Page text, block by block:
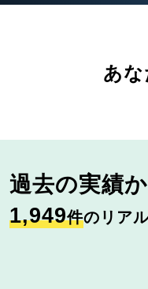
あな
過去の実績
1,949件のリア